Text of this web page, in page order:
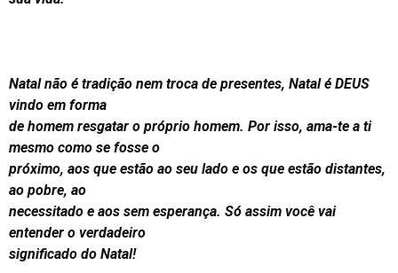
Natal não é tradição nem troca de presentes, Natal é DEUS
vindo em forma
de homem resgatar o próprio homem. Por isso, ama-te a ti
mesmo como se fosse o
próximo, aos que estão ao seu lado e os que estão distantes,
ao pobre, ao
necessitado e aos sem esperança. Só assim você vai
entender o verdadeiro
significado do Natal!